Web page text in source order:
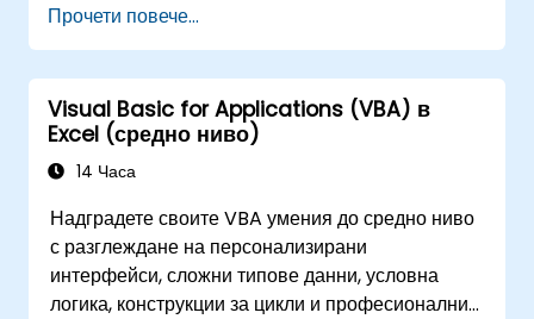
намаляват времето за дейности, извършвани
досега, и могат да ви помогнат да проектирате
приложение, което да изпълнява нови задачи.
Прочети повече...
Visual Basic for Applications (VBA) в
Excel (средно ниво)
14 Часа
Надградете своите VBA умения до средно ниво
с разглеждане на персонализирани
интерфейси, сложни типове данни, условна
логика, конструкции за цикли и професионални